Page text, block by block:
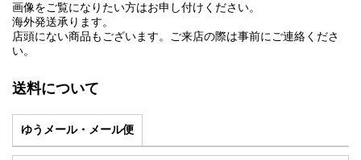
画像をご覧になりたい方はお申し付けください。
海外発送承ります。
店頭にない商品もございます。ご来店の際は事前にご連絡くださ
い。
送料について
ゆうメール・メール便